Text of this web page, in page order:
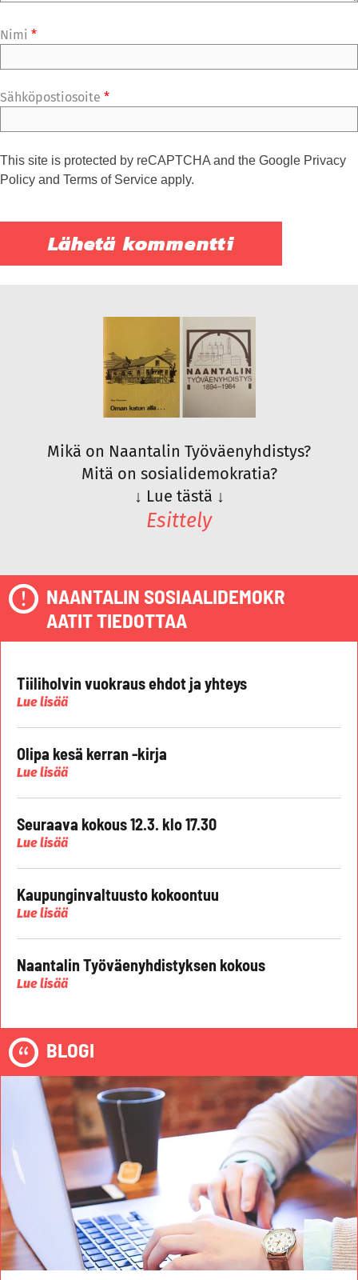
Nimi *
Sähköpostiosoite *
This site is protected by reCAPTCHA and the Google Privacy
Policy and Terms of Service apply.
Mikä on Naantalin Työväenyhdistys?
Mitä on sosialidemokratia?
↓ Lue tästä ↓
Esittely
NAANTALIN SOSIAALIDEMOKR
AATIT TIEDOTTAA
Tiiliholvin vuokraus ehdot ja yhteys
Lue lisää
Olipa kesä kerran -kirja
Lue lisää
Seuraava kokous 12.3. klo 17.30
Lue lisää
Kaupunginvaltuusto kokoontuu
Lue lisää
Naantalin Työväenyhdistyksen kokous
Lue lisää
BLOGI